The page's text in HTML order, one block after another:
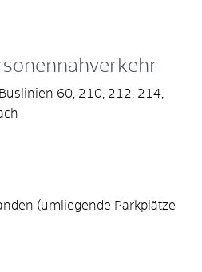
60, 210, 212, 214,
(umliegende Parkplätze